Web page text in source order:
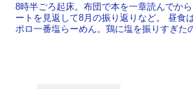
8時半ごろ起床。布団で本を一章読んでか
ートを見返して8月の振り返りなど。 昼食
ポロ一番塩らーめん。鶏に塩を振りすぎた